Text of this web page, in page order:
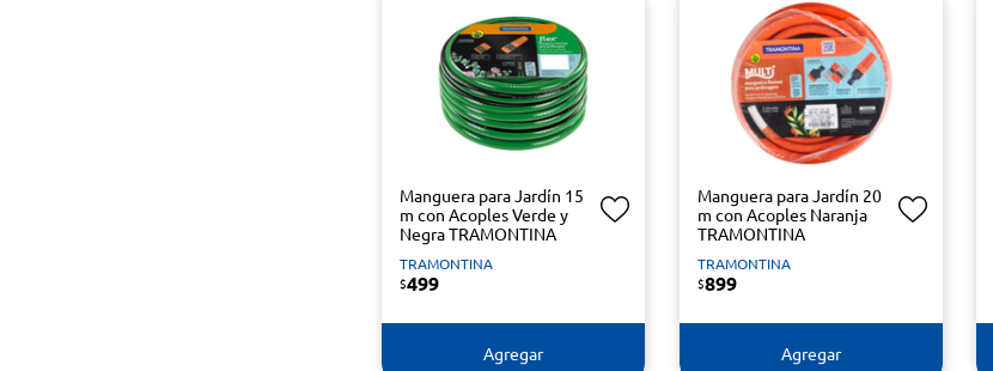
Manguera para Jardín 15
m con Acoples Verde y
Negra TRAMONTINA
TRAMONTINA
$499
Agregar
Manguera para Jardín 20
m con Acoples Naranja
TRAMONTINA
TRAMONTINA
$899
Agregar